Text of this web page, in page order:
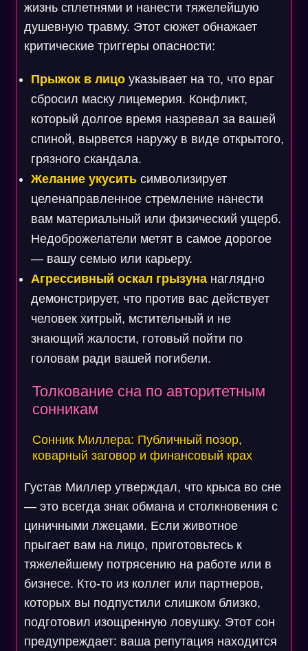
жизнь сплетнями и нанести тяжелейшую
душевную травму. Этот сюжет обнажает
критические триггеры опасности:
Прыжок в лицоуказывает на то, что враг
сбросил маску лицемерия. Конфликт,
который долгое время назревал за вашей
спиной, вырвется наружу в виде открытого,
грязного скандала.
Желание укуситьсимволизирует
целенаправленное стремление нанести
вам материальный или физический ущерб.
Недоброжелатели метят в самое дорогое
— вашу семью или карьеру.
Агрессивный оскал грызунанаглядно
демонстрирует, что против вас действует
человек хитрый, мстительный и не
знающий жалости, готовый пойти по
головам ради вашей погибели.
Толкование сна по авторитетным
сонникам
Сонник Миллера: Публичный позор,
коварный заговор и финансовый крах
Густав Миллер утверждал, что крыса во сне
— это всегда знак обмана и столкновения с
циничными лжецами. Если животное
прыгает вам на лицо, приготовьтесь к
тяжелейшему потрясению на работе или в
бизнесе. Кто-то из коллег или партнеров,
которых вы подпустили слишком близко,
подготовил изощренную ловушку. Этот сон
предупреждает: ваша репутация находится